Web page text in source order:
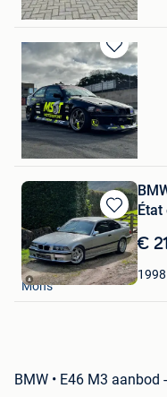
Genk
Bewaren
in
Mijn
Favorieten
saaageee
Lanaken
Bewaren
in
Mijn
Favorieten
État
€
1998
Diego Insalaco
Mons
BMW • E46 M3